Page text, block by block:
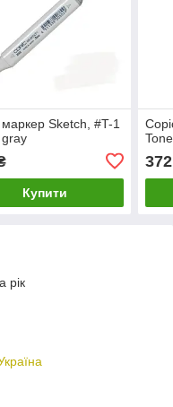
Sketch, #T-1
Купити
372
рік